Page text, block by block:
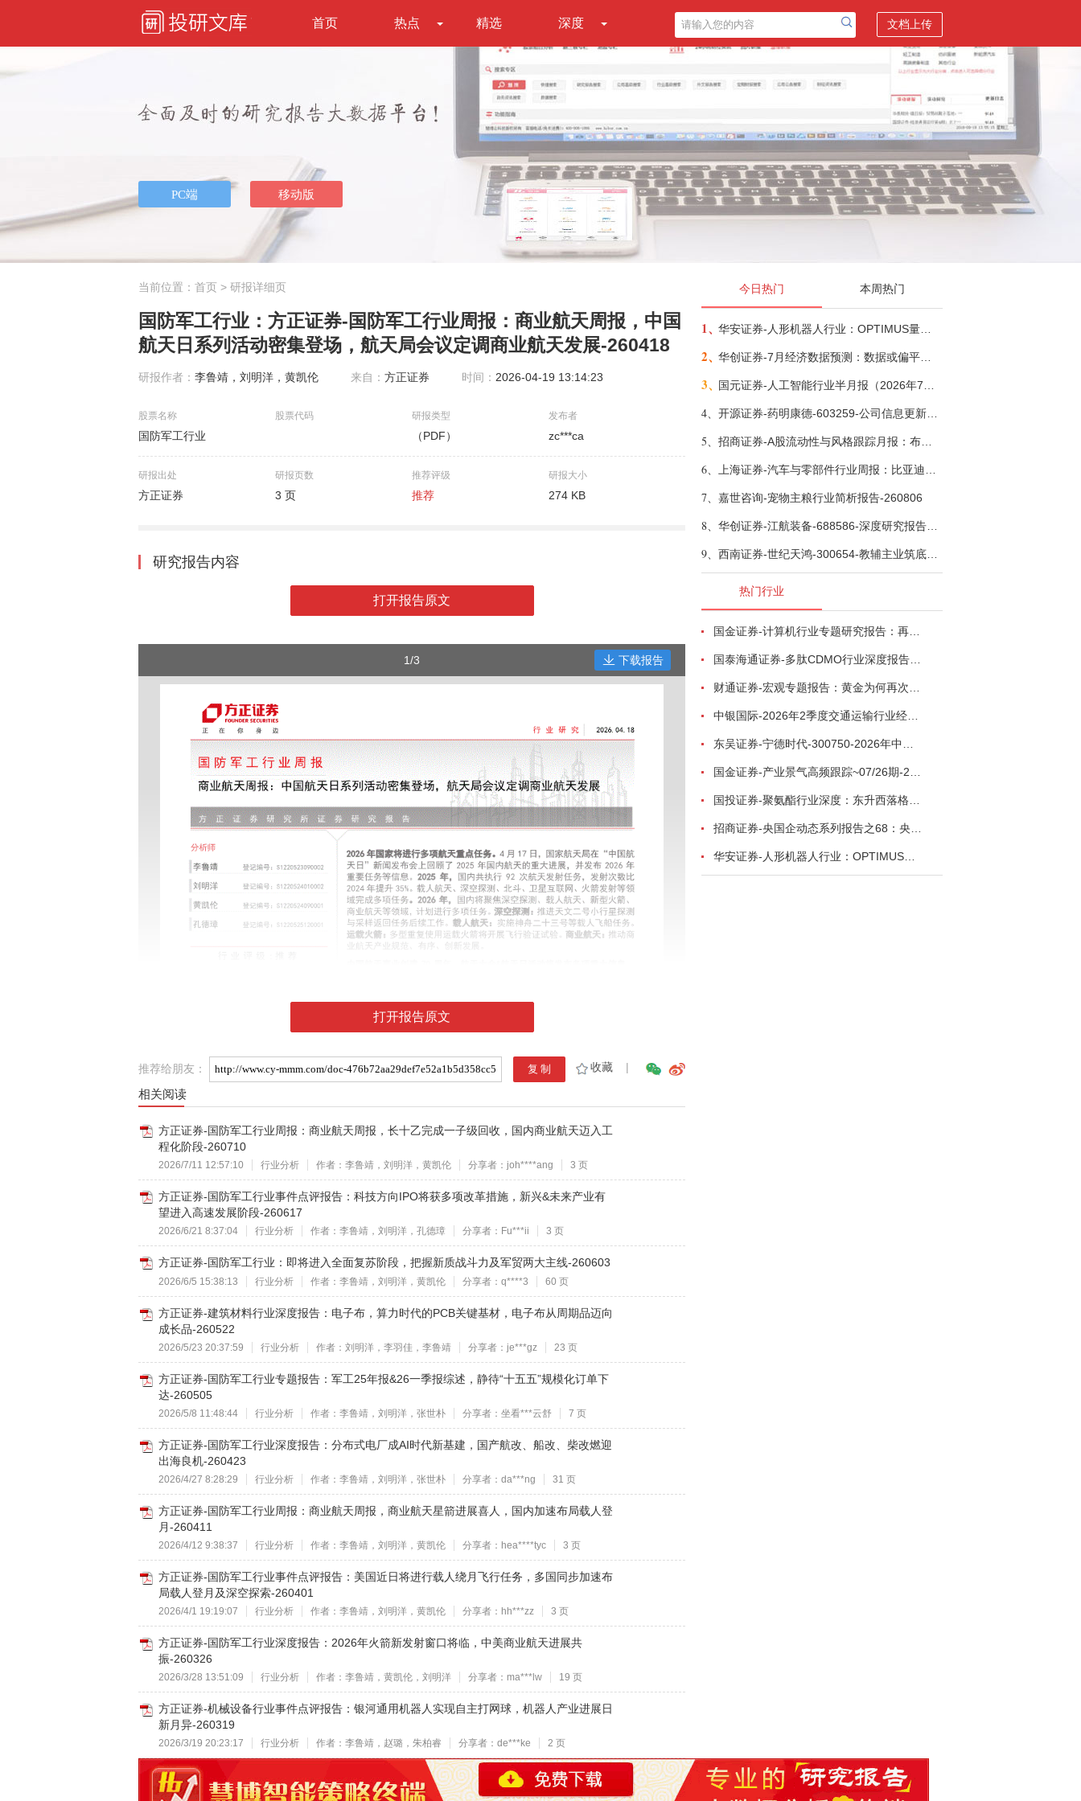
首页 热点 精选 深度 文档上传
当前位置： 首页 > 研报详细页
国防军工行业：方正证券-国防军工行业周报：商业航天周报，中国
航天日系列活动密集登场，航天局会议定调商业航天发展-260418
研报作者： 李鲁靖，刘明洋，黄凯伦 来自： 方正证券 时间： 2026-04-19 13:14:23
股票名称
国防军工行业
股票代码 研报类型
（PDF）
发布者
zc***ca
研报出处
方正证券
研报页数
3 页
推荐评级
推荐
研报大小
274 KB
研究报告内容
打开报告原文
1/3 下载报告
打开报告原文
推荐给朋友： 收藏 |
相关阅读
方正证券-国防军工行业周报：商业航天周报，长十乙完成一子级回收，国内商业航天迈入工
程化阶段-260710
2026/7/11 12:57:10 行业分析 作者：李鲁靖，刘明洋，黄凯伦 分享者：joh****ang 3 页
方正证券-国防军工行业事件点评报告：科技方向IPO将获多项改革措施，新兴&未来产业有
望进入高速发展阶段-260617
2026/6/21 8:37:04 行业分析 作者：李鲁靖，刘明洋，孔德璋 分享者：Fu***ii 3 页
方正证券-国防军工行业：即将进入全面复苏阶段，把握新质战斗力及军贸两大主线-260603
2026/6/5 15:38:13 行业分析 作者：李鲁靖，刘明洋，黄凯伦 分享者：q****3 60 页
方正证券-建筑材料行业深度报告：电子布，算力时代的PCB关键基材，电子布从周期品迈向
成长品-260522
2026/5/23 20:37:59 行业分析 作者：刘明洋，李羽佳，李鲁靖 分享者：je***gz 23 页
方正证券-国防军工行业专题报告：军工25年报&26一季报综述，静待“十五五”规模化订单下
达-260505
2026/5/8 11:48:44 行业分析 作者：李鲁靖，刘明洋，张世朴 分享者：坐看***云舒 7 页
方正证券-国防军工行业深度报告：分布式电厂成AI时代新基建，国产航改、船改、柴改燃迎
出海良机-260423
2026/4/27 8:28:29 行业分析 作者：李鲁靖，刘明洋，张世朴 分享者：da***ng 31 页
方正证券-国防军工行业周报：商业航天周报，商业航天星箭进展喜人，国内加速布局载人登
月-260411
2026/4/12 9:38:37 行业分析 作者：李鲁靖，刘明洋，黄凯伦 分享者：hea****tyc 3 页
方正证券-国防军工行业事件点评报告：美国近日将进行载人绕月飞行任务，多国同步加速布
局载人登月及深空探索-260401
2026/4/1 19:19:07 行业分析 作者：李鲁靖，刘明洋，黄凯伦 分享者：hh***zz 3 页
方正证券-国防军工行业深度报告：2026年火箭新发射窗口将临，中美商业航天进展共
振-260326
2026/3/28 13:51:09 行业分析 作者：李鲁靖，黄凯伦，刘明洋 分享者：ma***lw 19 页
方正证券-机械设备行业事件点评报告：银河通用机器人实现自主打网球，机器人产业进展日
新月异-260319
2026/3/19 20:23:17 行业分析 作者：李鲁靖，赵璐，朱柏睿 分享者：de***ke 2 页
今日热门 本周热门
1、
2、
3、
4、
5、
6、
7、 嘉世咨询-宠物主粮行业简析报告-260806
8、
9、
热门行业